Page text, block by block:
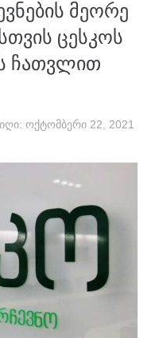
მეორე
ცესკოს
ჩათვლით
ოქტომბერი 22, 2021